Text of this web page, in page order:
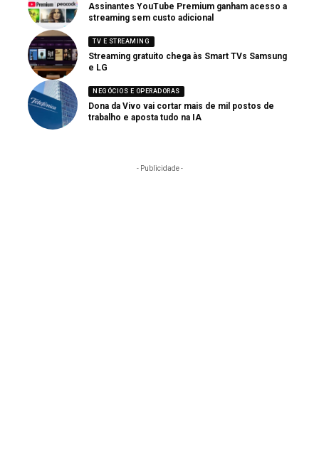
Assinantes YouTube Premium ganham acesso a
streaming sem custo adicional
TV E STREAMING
Streaming gratuito chega às Smart TVs Samsung
e LG
NEGÓCIOS E OPERADORAS
Dona da Vivo vai cortar mais de mil postos de
trabalho e aposta tudo na IA
- Publicidade -